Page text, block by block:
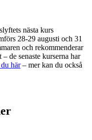
nästa kurs
28-29 augusti och 31
och rekommenderar
de senaste kurserna har
här– mer kan du också